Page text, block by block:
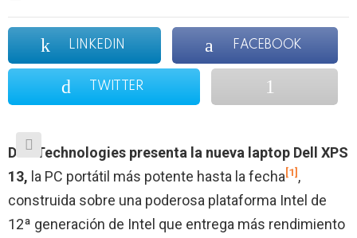
LINKEDIN FACEBOOK
TWITTER
Dell Technologies presenta la nueva laptop Dell XPS
13, la PC portátil más potente hasta la fecha [1] ,
construida sobre una poderosa plataforma Intel de
12ª generación de Intel que entrega más rendimiento